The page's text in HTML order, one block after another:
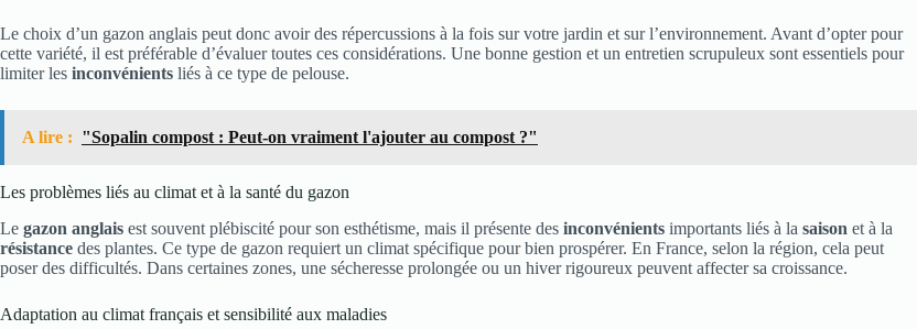
Le choix d’un gazon anglais peut donc avoir des répercussions à la fois sur votre jardin et sur l’environnement. Avant d’opter pour
cette variété, il est préférable d’évaluer toutes ces considérations. Une bonne gestion et un entretien scrupuleux sont essentiels pour
limiter les inconvénients liés à ce type de pelouse.
A lire : "Sopalin compost : Peut-on vraiment l'ajouter au compost ?"
Les problèmes liés au climat et à la santé du gazon
Le gazon anglais est souvent plébiscité pour son esthétisme, mais il présente des inconvénients importants liés à la saison et à la
résistance des plantes. Ce type de gazon requiert un climat spécifique pour bien prospérer. En France, selon la région, cela peut
poser des difficultés. Dans certaines zones, une sécheresse prolongée ou un hiver rigoureux peuvent affecter sa croissance.
Adaptation au climat français et sensibilité aux maladies